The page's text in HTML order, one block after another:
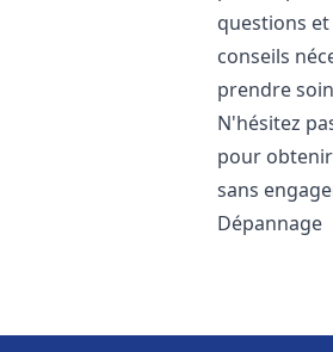
questions
conseils
prendre
N'hésitez
pour
sans
Dépannage